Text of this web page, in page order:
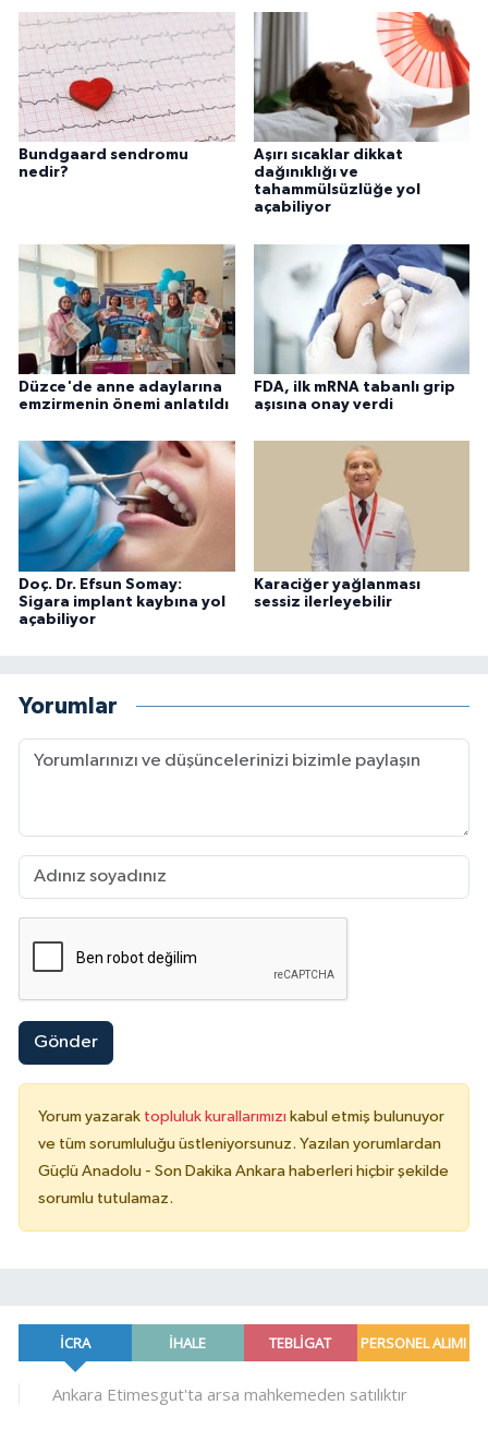
Bundgaard sendromu
nedir?
Aşırı sıcaklar dikkat
dağınıklığı ve
tahammülsüzlüğe yol
açabiliyor
Düzce'de anne adaylarına
emzirmenin önemi anlatıldı
FDA, ilk mRNA tabanlı grip
aşısına onay verdi
Doç. Dr. Efsun Somay:
Sigara implant kaybına yol
açabiliyor
Karaciğer yağlanması
sessiz ilerleyebilir
Yorumlar
Gönder
Yorum yazarak topluluk kurallarımızı kabul etmiş bulunuyor
ve tüm sorumluluğu üstleniyorsunuz. Yazılan yorumlardan
Güçlü Anadolu - Son Dakika Ankara haberleri hiçbir şekilde
sorumlu tutulamaz.